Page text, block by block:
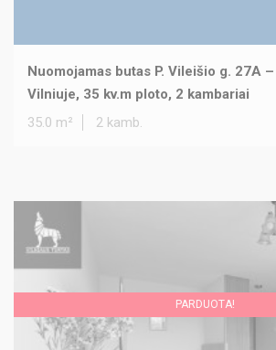
Nuomojamas butas P. Vileišio g. 27A
Vilniuje, 35 kv.m ploto, 2 kambariai
35.0 m²
2 kamb.
PARDUOTA!